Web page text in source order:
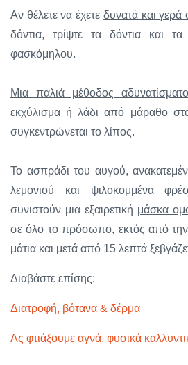
Αν θέλετε να έχετε δυνατά και γερά
δόντια, τρίψτε τα δόντια και
φασκόμηλου.
Μια παλιά μέθοδος
εκχύλισμα ή λάδι από μάραθο
συγκεντρώνεται το λίπος.
Το ασπράδι του αυγού,
λεμονιού και ψιλοκομμένα
συνιστούν μια εξαιρετική μάσκα
σε όλο το πρόσωπο, εκτός από
μάτια και μετά από 15 λεπτά
Διαβάστε επίσης:
Διατροφή, βότανα & δέρμα
Ας φτιάξουμε αγνά, φυσικά